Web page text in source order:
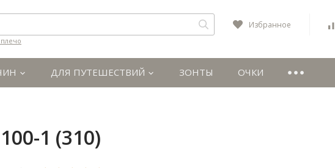
Избранное
ДЛЯ ПУТЕШЕСТВИЙ ЗОНТЫ ОЧКИ
1 (310)